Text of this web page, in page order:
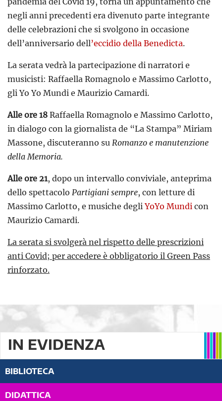
negli anni precedenti era divenuto parte integrante
delle celebrazioni che si svolgono in occasione
dell’anniversario dell’eccidio della Benedicta.
La serata vedrà la partecipazione di narratori e
musicisti: Raffaella Romagnolo e Massimo Carlotto,
gli Yo Yo Mundi e Maurizio Camardi.
Alle ore 18 Raffaella Romagnolo e Massimo Carlotto,
in dialogo con la giornalista de “La Stampa” Miriam
Massone, discuteranno su Romanzo e manutenzione
della Memoria.
Alle ore 21, dopo un intervallo conviviale, anteprima
dello spettacolo Partigiani sempre, con letture di
Massimo Carlotto, e musiche degliYoYo Mundi con
Maurizio Camardi.
La serata si svolgerà nel rispetto delle prescrizioni
anti Covid; per accedere è obbligatorio il Green Pass
rinforzato.
IN EVIDENZA
BIBLIOTECA
DIDATTICA